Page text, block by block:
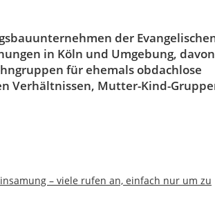
der
in Köln und Umgebung, davon
für ehemals obdachlose
Verhältnissen, Mutter-Kind-
– viele rufen an, einfach nur um zu